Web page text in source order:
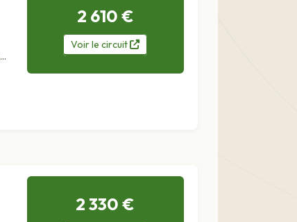
2 610 €
Voirle circuit
2 330 €